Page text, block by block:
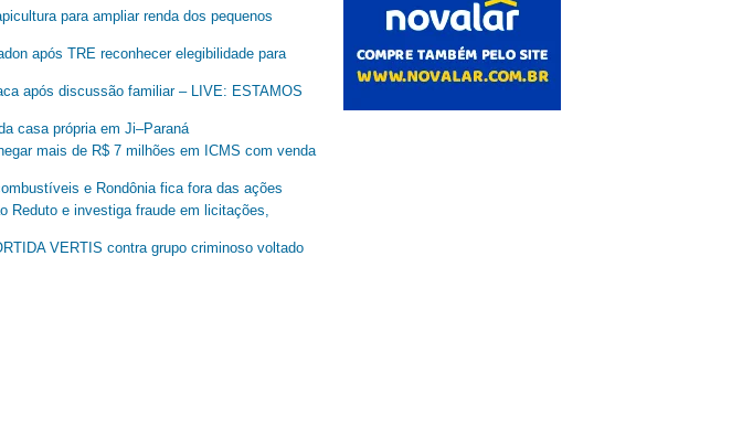
para ampliar renda dos pequenos
após TRE reconhecer elegibilidade para
após discussão familiar – LIVE: ESTAMOS
casa própria em Ji–Paraná
mais de R$ 7 milhões em ICMS com venda
e Rondônia fica fora das ações
Reduto e investiga fraude em licitações,
VERTIS contra grupo criminoso voltado